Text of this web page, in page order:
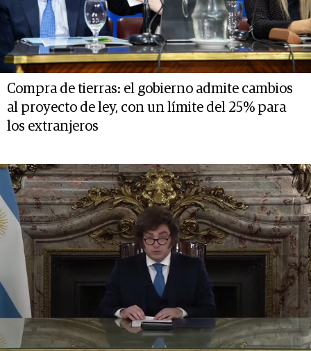
Compra de tierras: el gobierno admite cambios
al proyecto de ley, con un límite del 25% para
los extranjeros